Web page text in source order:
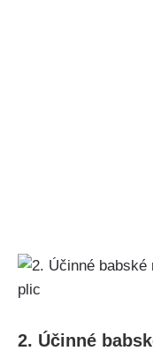
2. ​Účinné